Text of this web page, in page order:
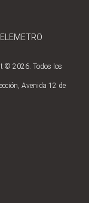
© 2026. Todos los
Avenida 12 de